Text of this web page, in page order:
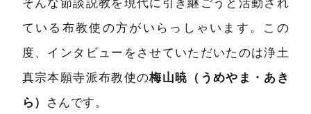
そんな節談説教を現代に引き継ごうと活動され
ている布教使の方がいらっしゃいます。この
度、インタビューをさせていただいたのは浄土
真宗本願寺派布教使の梅山暁（うめやま・あき
ら）
さんです。